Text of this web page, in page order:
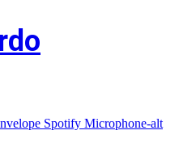
Spotify Microphone-alt